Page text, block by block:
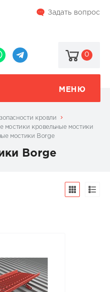
Задать вопрос
0
МЕНЮ
кровли
мостики кровельные мостики
мостики Borge
Borge